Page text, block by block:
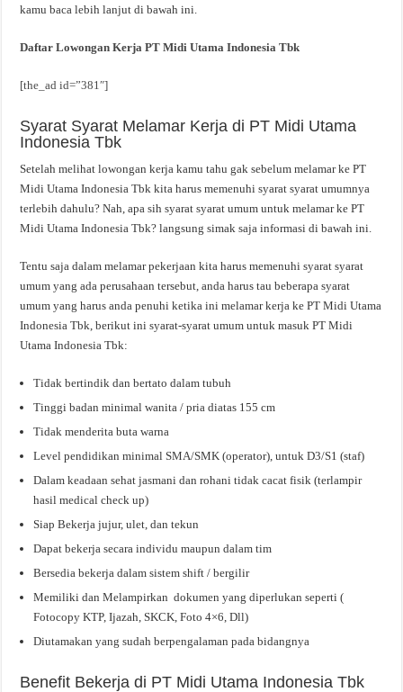
kamu baca lebih lanjut di bawah ini.
Daftar Lowongan Kerja PT Midi Utama Indonesia Tbk
[the_ad id=”381″]
Syarat Syarat Melamar Kerja di PT Midi Utama
Indonesia Tbk
Setelah melihat lowongan kerja kamu tahu gak sebelum melamar ke PT
Midi Utama Indonesia Tbk kita harus memenuhi syarat syarat umumnya
terlebih dahulu? Nah, apa sih syarat syarat umum untuk melamar ke PT
Midi Utama Indonesia Tbk? langsung simak saja informasi di bawah ini.
Tentu saja dalam melamar pekerjaan kita harus memenuhi syarat syarat
umum yang ada perusahaan tersebut, anda harus tau beberapa syarat
umum yang harus anda penuhi ketika ini melamar kerja ke PT Midi Utama
Indonesia Tbk, berikut ini syarat-syarat umum untuk masuk PT Midi
Utama Indonesia Tbk:
Tidak bertindik dan bertato dalam tubuh
Tinggi badan minimal wanita / pria diatas 155 cm
Tidak menderita buta warna
Level pendidikan minimal SMA/SMK (operator), untuk D3/S1 (staf)
Dalam keadaan sehat jasmani dan rohani tidak cacat fisik (terlampir
hasil medical check up)
Siap Bekerja jujur, ulet, dan tekun
Dapat bekerja secara individu maupun dalam tim
Bersedia bekerja dalam sistem shift / bergilir
Memiliki dan Melampirkan dokumen yang diperlukan seperti (
Fotocopy KTP, Ijazah, SKCK, Foto 4×6, Dll)
Diutamakan yang sudah berpengalaman pada bidangnya
Benefit Bekerja di PT Midi Utama Indonesia Tbk